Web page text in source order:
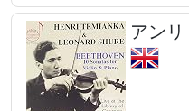
アン